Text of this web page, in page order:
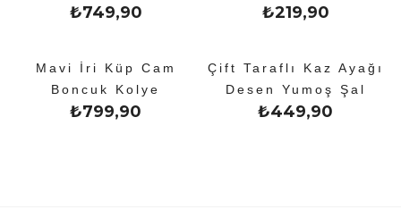
₺749,90 ₺219,90
Mavi İri Küp Cam
Boncuk Kolye
₺799,90
Çift Taraflı Kaz Ayağı
Desen Yumoş Şal
₺449,90